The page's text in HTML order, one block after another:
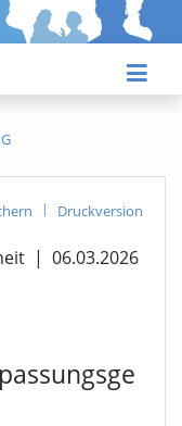
| Druckversion
| 06.03.2026